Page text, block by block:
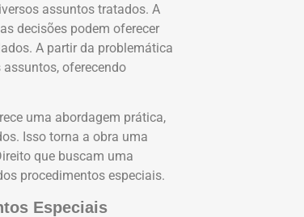
assuntos tratados. A
decisões podem oferecer
A partir da problemática
oferecendo
uma abordagem prática,
Isso torna a obra uma
que buscam uma
procedimentos especiais.
Especiais